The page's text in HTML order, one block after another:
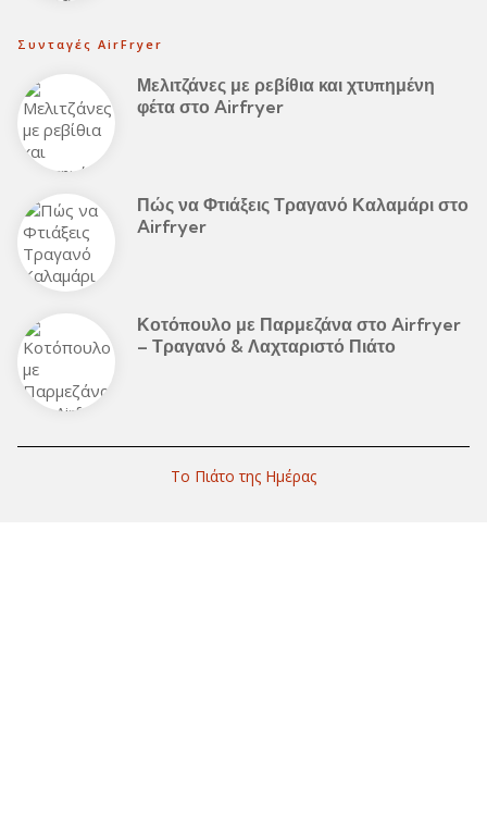
Συνταγές AirFryer
Μελιτζάνες με ρεβίθια και χτυπημένη
φέτα στο Airfryer
Πώς να Φτιάξεις Τραγανό Καλαμάρι στο
Airfryer
Κοτόπουλο με Παρμεζάνα στο Airfryer
– Τραγανό & Λαχταριστό Πιάτο
Το Πιάτο της Ημέρας